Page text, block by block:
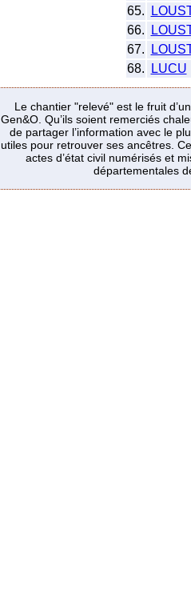
65.
66.
67.
68.
LUCU
Le chantier "relevé" est le fruit
Gen&O. Qu’ils soient remerciés
de partager l’information avec le
utiles pour retrouver ses ancêtres.
actes d’état civil numérisés et
départementales